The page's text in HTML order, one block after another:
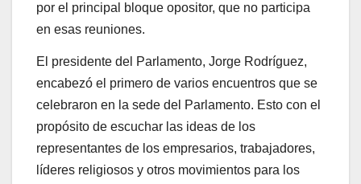
por el principal bloque opositor, que no participa
en esas reuniones.
El presidente del Parlamento, Jorge Rodríguez,
encabezó el primero de varios encuentros que se
celebraron en la sede del Parlamento. Esto con el
propósito de escuchar las ideas de los
representantes de los empresarios, trabajadores,
líderes religiosos y otros movimientos para los